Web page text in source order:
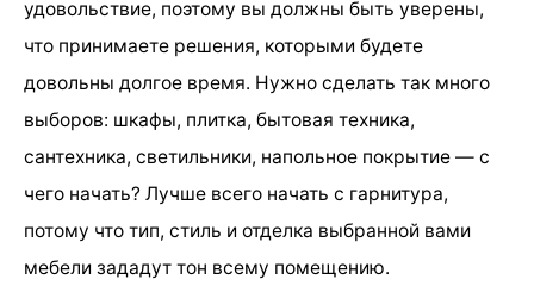
удовольствие, поэтому вы должны быть уверены,
что принимаете решения, которыми будете
довольны долгое время. Нужно сделать так много
выборов: шкафы, плитка, бытовая техника,
сантехника, светильники, напольное покрытие — с
чего начать? Лучше всего начать с гарнитура,
потому что тип, стиль и отделка выбранной вами
мебели зададут тон всему помещению.